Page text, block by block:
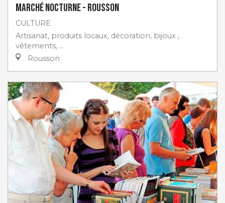
Marché nocturne - Rousson
CULTURE
Artisanat, produits locaux, décoration, bijoux ,
vêtements, …
Rousson